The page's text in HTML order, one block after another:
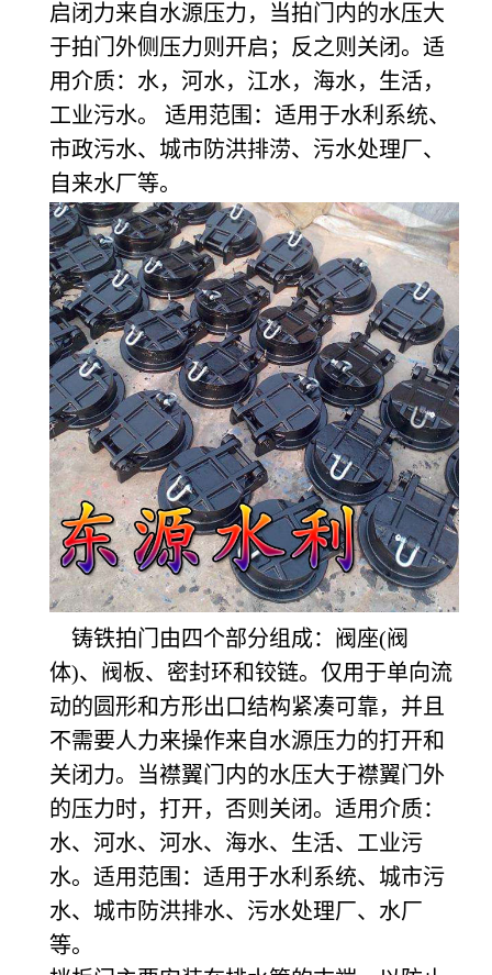
启闭力来自水源压力，当拍门内的水压大
于拍门外侧压力则开启；反之则关闭。适
用介质：水，河水，江水，海水，生活，
工业污水。 适用范围：适用于水利系统、
市政污水、城市防洪排涝、污水处理厂、
自来水厂等。
铸铁拍门由四个部分组成：阀座(阀
体)、阀板、密封环和铰链。仅用于单向流
动的圆形和方形出口结构紧凑可靠，并且
不需要人力来操作来自水源压力的打开和
关闭力。当襟翼门内的水压大于襟翼门外
的压力时，打开，否则关闭。适用介质：
水、河水、河水、海水、生活、工业污
水。适用范围：适用于水利系统、城市污
水、城市防洪排水、污水处理厂、水厂
等。